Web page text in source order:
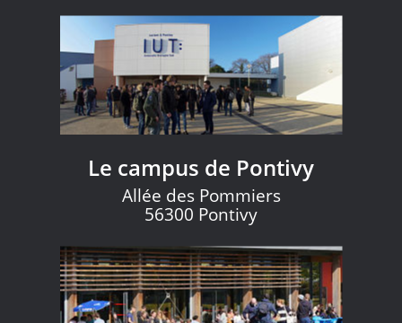
Le campus de Pontivy
Allée des Pommiers
56300 Pontivy